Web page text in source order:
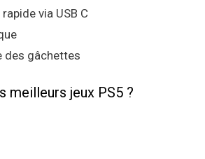
via USB C
des gâchettes
meilleurs jeux PS5 ?